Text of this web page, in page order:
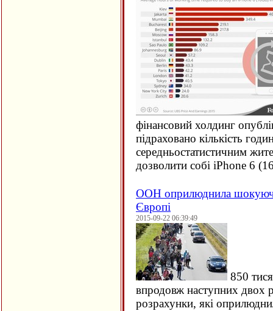
фінансовий холдинг
підраховано кількість
середньостатистичним
дозволити собі iPhone 6 (
ООН оприлюднила
Європі
2015-09-22 06:39:49
850
впродовж наступних двох
розрахунки, які